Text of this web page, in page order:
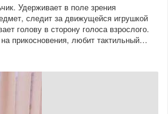
Удерживает в поле зрения
следит за движущейся игрушкой
голову в сторону голоса взрослого.
прикосновения, любит тактильный…